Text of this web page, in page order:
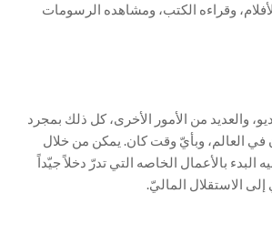
وقراءه الكتب، ومشاهده الرسومات
والعديد من الأمور الأخرى، كل ذلك بمجرد
العالم، وبأيّ وقت كان. يمكن من خلال
البدء بالأعمال الخاصه التي تدرّ دخلاً جيّداً
إلى الاستقلال الماليّ.